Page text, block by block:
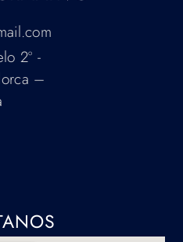
2º -
–